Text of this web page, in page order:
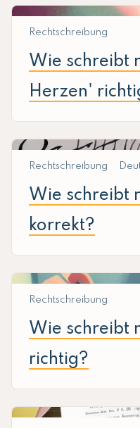
Rechtschreibung
Wie schreibt
Herzen'
Rechtschreibung
Wie schreibt
korrekt?
Rechtschreibung
Wie schreibt
richtig?